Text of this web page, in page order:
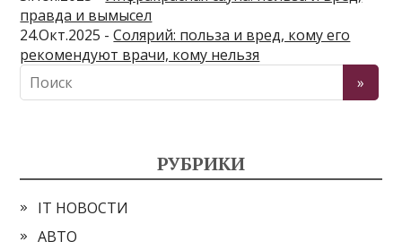
правда и вымысел
24.Окт.2025 -Солярий: польза и вред, кому его
рекомендуют врачи, кому нельзя
РУБРИКИ
IT НОВОСТИ
АВТО